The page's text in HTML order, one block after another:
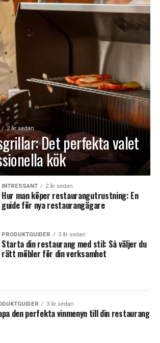
2 år sedan
Det perfekta valet
kök
INTRESSANT 2 år sedan
Hur man köper restaurangutrustning: En
guide för nya restaurangägare
PRODUKTGUIDER 3 år sedan
Starta din restaurang med stil: Så väljer du
rätt möbler för din verksamhet
3 år sedan
den perfekta vinmenyn till din restaurang